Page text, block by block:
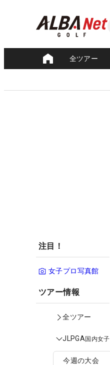
全ツアー
注目！
女子プロ写真館
ツアー情報
全ツアー
JLPGA国内女子
今週の大会